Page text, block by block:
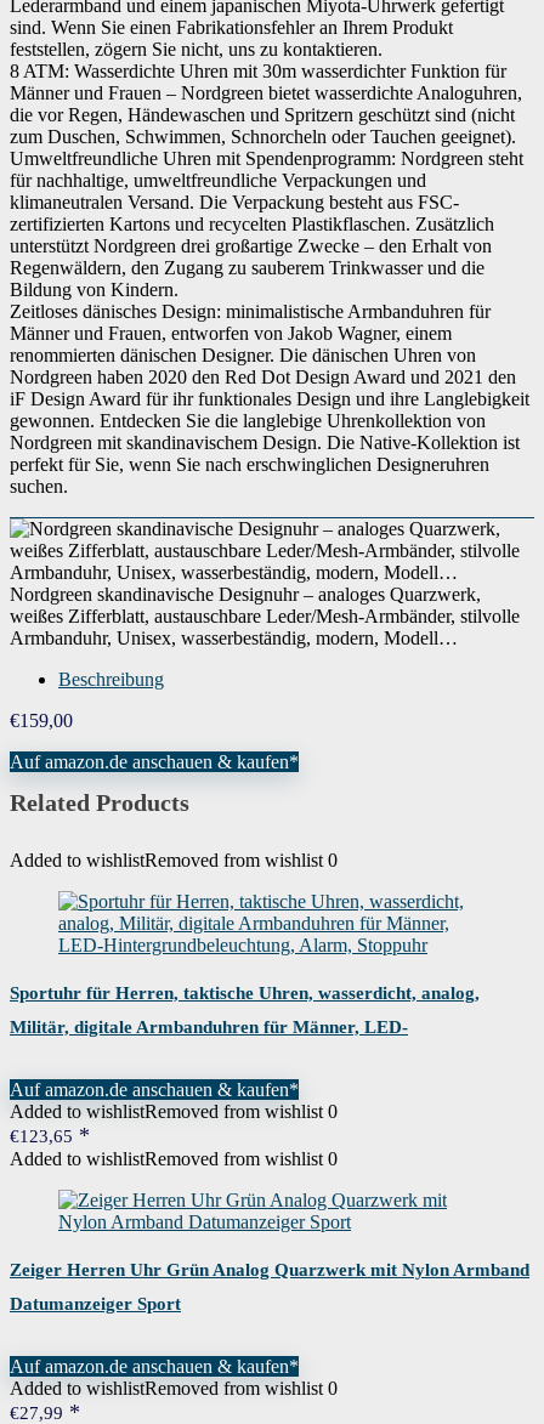
Garantie
Garantieinformationen auf der Webseite des Herstellers. Wenn dieses
Produkt von einer anderen Partei verkauft wird, wende dich bitte
direkt an den Verkäufer, um Garantieinformationen für dieses
Produkt zu erhalten. Möglicherweise findest du auch
Garantieinformationen auf der Webseite des Herstellers.
Lederarmband und einem japanischen Miyota-Uhrwerk gefertigt
sind. Wenn Sie einen Fabrikationsfehler an Ihrem Produkt
feststellen, zögern Sie nicht, uns zu kontaktieren.
8 ATM: Wasserdichte Uhren mit 30m wasserdichter Funktion für
Männer und Frauen – Nordgreen bietet wasserdichte Analoguhren,
die vor Regen, Händewaschen und Spritzern geschützt sind (nicht
zum Duschen, Schwimmen, Schnorcheln oder Tauchen geeignet).
Umweltfreundliche Uhren mit Spendenprogramm: Nordgreen steht
für nachhaltige, umweltfreundliche Verpackungen und
klimaneutralen Versand. Die Verpackung besteht aus FSC-
zertifizierten Kartons und recycelten Plastikflaschen. Zusätzlich
unterstützt Nordgreen drei großartige Zwecke – den Erhalt von
Regenwäldern, den Zugang zu sauberem Trinkwasser und die
Bildung von Kindern.
Zeitloses dänisches Design: minimalistische Armbanduhren für
Männer und Frauen, entworfen von Jakob Wagner, einem
renommierten dänischen Designer. Die dänischen Uhren von
Nordgreen haben 2020 den Red Dot Design Award und 2021 den
iF Design Award für ihr funktionales Design und ihre Langlebigkeit
gewonnen. Entdecken Sie die langlebige Uhrenkollektion von
Nordgreen mit skandinavischem Design. Die Native-Kollektion ist
perfekt für Sie, wenn Sie nach erschwinglichen Designeruhren
suchen.
Nordgreen skandinavische Designuhr – analoges Quarzwerk,
weißes Zifferblatt, austauschbare Leder/Mesh-Armbänder, stilvolle
Armbanduhr, Unisex, wasserbeständig, modern, Modell…
Beschreibung
€159,00
Auf amazon.de anschauen & kaufen*
Related Products
Added to wishlistRemoved from wishlist 0
Sportuhr für Herren, taktische Uhren, wasserdicht, analog,
Militär, digitale Armbanduhren für Männer, LED-
Auf amazon.de anschauen & kaufen*
Added to wishlistRemoved from wishlist 0
€123,65
Added to wishlistRemoved from wishlist 0
Zeiger Herren Uhr Grün Analog Quarzwerk mit Nylon Armband
Datumanzeiger Sport
Auf amazon.de anschauen & kaufen*
Added to wishlistRemoved from wishlist 0
€27,99